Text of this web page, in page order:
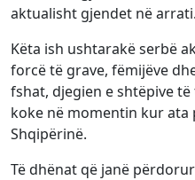
aktualisht gjendet në arrati.
Këta ish ushtarakë serbë
forcë të grave, fëmijëve
fshat, djegien e shtëpive
koke në momentin kur
Shqipërinë.
Të dhënat që janë